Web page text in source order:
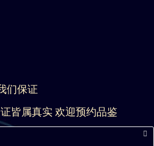
们保证
皆属真实 欢迎预约品鉴